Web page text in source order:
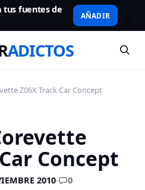
tus fuentes de
AÑADIR
ADICTOS
Z06X Track Car Concept
Concept
2010· 0